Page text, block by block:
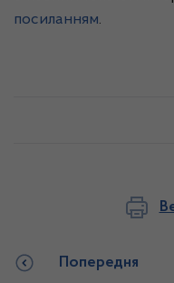
посиланням.
Попередня